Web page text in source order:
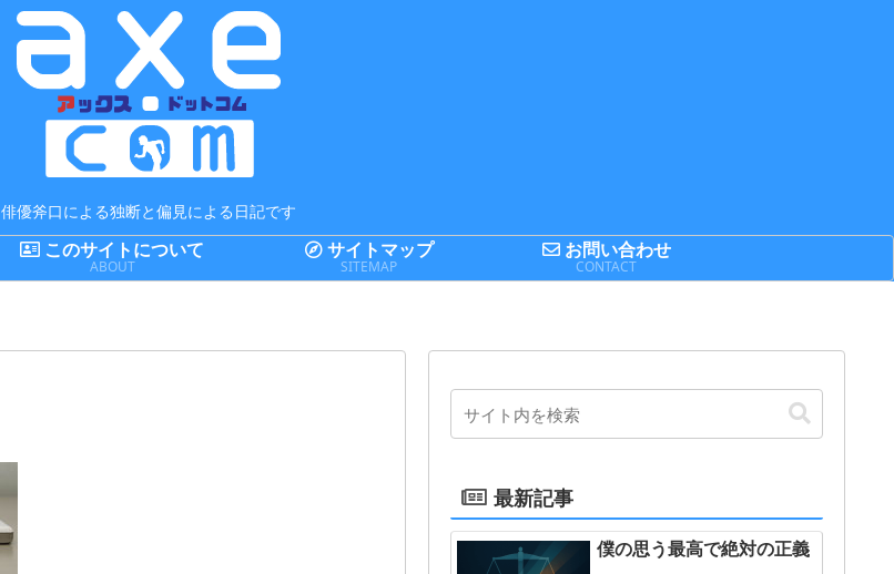
俳優斧口による独断と偏見による日記です
このサイトについて
ABOUT
サイトマップ
SITEMAP
お問い合わせ
CONTACT
最新記事
僕の思う最高で絶対の正義